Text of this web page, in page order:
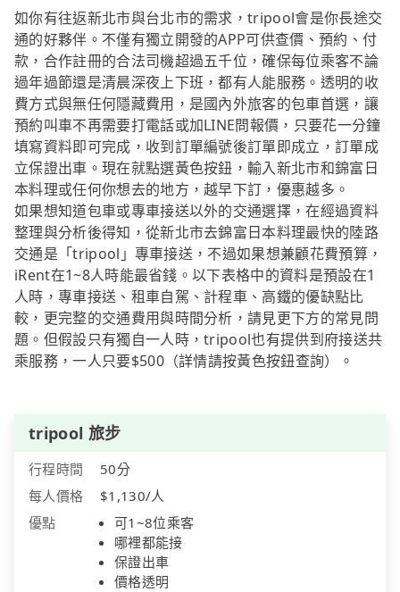
如你有往返新北市與台北市的需求，tripool會是你長途交
通的好夥伴。不僅有獨立開發的APP可供查價、預約、付
款，合作註冊的合法司機超過五千位，確保每位乘客不論
過年過節還是清晨深夜上下班，都有人能服務。透明的收
費方式與無任何隱藏費用，是國內外旅客的包車首選，讓
預約叫車不再需要打電話或加LINE問報價，只要花一分鐘
填寫資料即可完成，收到訂單編號後訂單即成立，訂單成
立保證出車。現在就點選黃色按鈕，輸入新北市和錦富日
本料理或任何你想去的地方，越早下訂，優惠越多。
如果想知道包車或專車接送以外的交通選擇，在經過資料
整理與分析後得知，從新北市去錦富日本料理最快的陸路
交通是「tripool」專車接送，不過如果想兼顧花費預算，
iRent在1~8人時能最省錢。以下表格中的資料是預設在1
人時，專車接送、租車自駕、計程車、高鐵的優缺點比
較，更完整的交通費用與時間分析，請見更下方的常見問
題。但假設只有獨自一人時，tripool也有提供到府接送共
乘服務，一人只要$500（詳情請按黃色按鈕查詢）。
tripool 旅步
行程時間
50分
每人價格
$1,130/人
優點
可1~8位乘客
哪裡都能接
保證出車
價格透明